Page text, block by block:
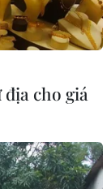
trọng
cho giá